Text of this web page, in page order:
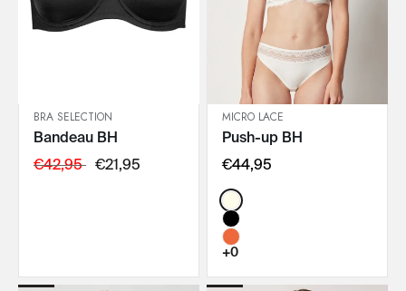
IN DEN WARENKORB
BRA SELECTION
Bandeau BH
€42,95 €21,95
IN DEN WARENKORB
MICRO LACE
Push-up BH
€44,95
Color:
+0